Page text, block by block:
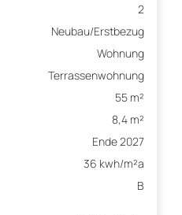
2
Neubau/Erstbezug
Wohnung
Terrassenwohnung
55 m²
8,4 m²
Ende 2027
36 kwh/m²a
B